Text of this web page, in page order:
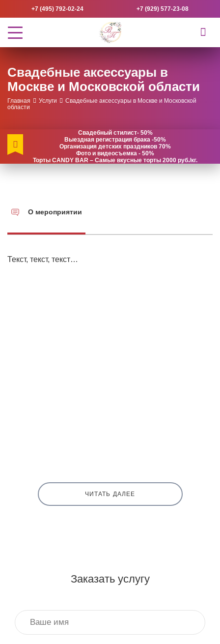
+7 (495) 792-02-24 +7 (929) 577-23-08
Свадебные аксессуары в
Москве и Московской области
Главная Услуги
Свадебные аксессуары в Москве и Московской
области
Свадебный стилист- 50%
Выездная регистрация брака -50%
Организация детских праздников 70%
Фото и видеосъемка - 50%
Торты CANDY BAR – Самые вкусные торты 2000 руб./кг.
О мероприятии
Текст, текст, текст…
ЧИТАТЬ ДАЛЕЕ
Заказать услугу